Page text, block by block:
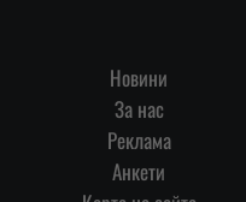
Новини
За нас
Реклама
Анкети